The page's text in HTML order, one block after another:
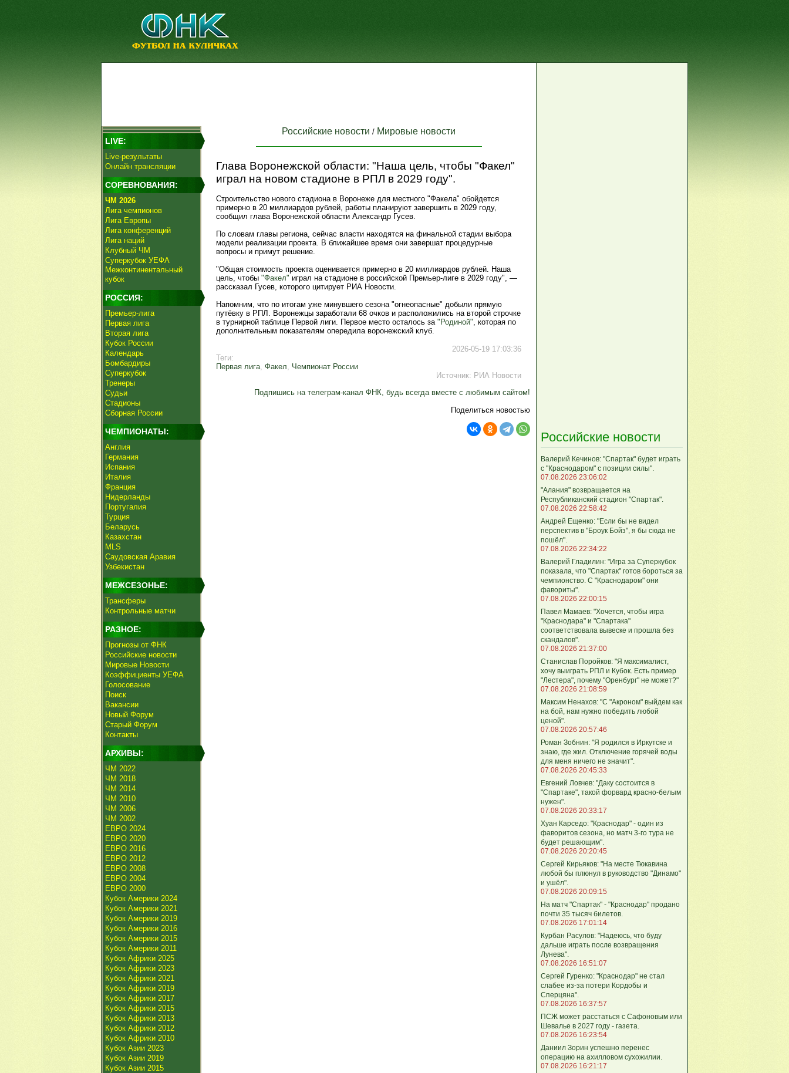
LIVE:
Live-результаты
Онлайн трансляции
СОРЕВНОВАНИЯ:
ЧМ 2026
Лига чемпионов
Лига Европы
Лига конференций
Лига наций
Клубный ЧМ
Суперкубок УЕФА
Межконтинентальный
кубок
РОССИЯ:
Премьер-лига
Первая лига
Вторая лига
Кубок России
Календарь
Бомбардиры
Суперкубок
Тренеры
Судьи
Стадионы
Сборная России
ЧЕМПИОНАТЫ:
Англия
Германия
Испания
Италия
Франция
Нидерланды
Португалия
Турция
Беларусь
Казахстан
MLS
Саудовская Аравия
Узбекистан
МЕЖСЕЗОНЬЕ:
Трансферы
Контрольные матчи
РАЗНОЕ:
Прогнозы от ФНК
Российские новости
Мировые Новости
Коэффициенты УЕФА
Голосование
Поиск
Вакансии
Новый Форум
Старый Форум
Контакты
АРХИВЫ:
ЧМ 2022
ЧМ 2018
ЧМ 2014
ЧМ 2010
ЧМ 2006
ЧМ 2002
ЕВРО 2024
ЕВРО 2020
ЕВРО 2016
ЕВРО 2012
ЕВРО 2008
ЕВРО 2004
ЕВРО 2000
Кубок Америки 2024
Кубок Америки 2021
Кубок Америки 2019
Кубок Америки 2016
Кубок Америки 2015
Кубок Америки 2011
Кубок Африки 2025
Кубок Африки 2023
Кубок Африки 2021
Кубок Африки 2019
Кубок Африки 2017
Кубок Африки 2015
Кубок Африки 2013
Кубок Африки 2012
Кубок Африки 2010
Кубок Азии 2023
Кубок Азии 2019
Кубок Азии 2015
Российские новости / Мировые новости
Глава Воронежской области: "Наша цель, чтобы "Факел"
играл на новом стадионе в РПЛ в 2029 году".
Строительство нового стадиона в Воронеже для местного "Факела" обойдется
примерно в 20 миллиардов рублей, работы планируют завершить в 2029 году,
сообщил глава Воронежской области Александр Гусев.
По словам главы региона, сейчас власти находятся на финальной стадии выбора
модели реализации проекта. В ближайшее время они завершат процедурные
вопросы и примут решение.
"Общая стоимость проекта оценивается примерно в 20 миллиардов рублей. Наша
цель, чтобы "Факел" играл на стадионе в российской Премьер-лиге в 2029 году", —
рассказал Гусев, которого цитирует РИА Новости.
Напомним, что по итогам уже минувшего сезона "огнеопасные" добыли прямую
путёвку в РПЛ. Воронежцы заработали 68 очков и расположились на второй строчке
в турнирной таблице Первой лиги. Первое место осталось за "Родиной", которая по
дополнительным показателям опередила воронежский клуб.
2026-05-19 17:03:36
Теги:
Первая лига, Факел, Чемпионат России
Источник: РИА Новости
Подпишись на телеграм-канал ФНК, будь всегда вместе с любимым сайтом!
Поделиться новостью
Российские новости
Валерий Кечинов: "Спартак" будет играть
с "Краснодаром" с позиции силы".
07.08.2026 23:06:02
"Алания" возвращается на
Республиканский стадион "Спартак".
07.08.2026 22:58:42
Андрей Ещенко: "Если бы не видел
перспектив в "Броук Бойз", я бы сюда не
пошёл".
07.08.2026 22:34:22
Валерий Гладилин: "Игра за Суперкубок
показала, что "Спартак" готов бороться за
чемпионство. С "Краснодаром" они
фавориты".
07.08.2026 22:00:15
Павел Мамаев: "Хочется, чтобы игра
"Краснодара" и "Спартака"
соответствовала вывеске и прошла без
скандалов".
07.08.2026 21:37:00
Станислав Поройков: "Я максималист,
хочу выиграть РПЛ и Кубок. Есть пример
"Лестера", почему "Оренбург" не может?"
07.08.2026 21:08:59
Максим Ненахов: "С "Акроном" выйдем как
на бой, нам нужно победить любой
ценой".
07.08.2026 20:57:46
Роман Зобнин: "Я родился в Иркутске и
знаю, где жил. Отключение горячей воды
для меня ничего не значит".
07.08.2026 20:45:33
Евгений Ловчев: "Даку состоится в
"Спартаке", такой форвард красно-белым
нужен".
07.08.2026 20:33:17
Хуан Карседо: "Краснодар" - один из
фаворитов сезона, но матч 3-го тура не
будет решающим".
07.08.2026 20:20:45
Сергей Кирьяков: "На месте Тюкавина
любой бы плюнул в руководство "Динамо"
и ушёл".
07.08.2026 20:09:15
На матч "Спартак" - "Краснодар" продано
почти 35 тысяч билетов.
07.08.2026 17:01:14
Курбан Расулов: "Надеюсь, что буду
дальше играть после возвращения
Лунева".
07.08.2026 16:51:07
Сергей Гуренко: "Краснодар" не стал
слабее из-за потери Кордобы и
Сперцяна".
07.08.2026 16:37:57
ПСЖ может расстаться с Сафоновым или
Шевалье в 2027 году - газета.
07.08.2026 16:23:54
Даниил Зорин успешно перенес
операцию на ахилловом сухожилии.
07.08.2026 16:21:17